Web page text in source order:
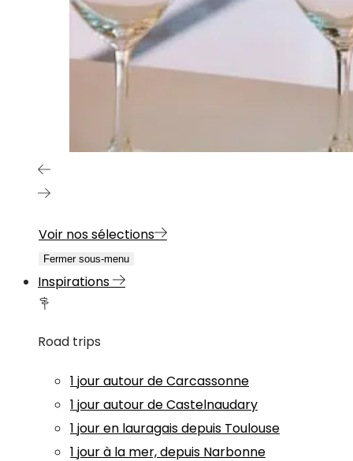
Voir nos sélections
Fermer sous-menu
Inspirations
Road trips
1 jour autour de Carcassonne
1 jour autour de Castelnaudary
1 jour en lauragais depuis Toulouse
1 jour à la mer, depuis Narbonne